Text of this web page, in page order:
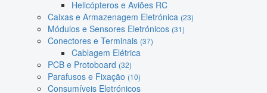
Helicópteros e Aviões RC
Caixas e Armazenagem Eletrónica (23)
Módulos e Sensores Eletrónicos (31)
Conectores e Terminais (37)
Cablagem Elétrica
PCB e Protoboard (32)
Parafusos e Fixação (10)
Consumíveis Eletrónicos